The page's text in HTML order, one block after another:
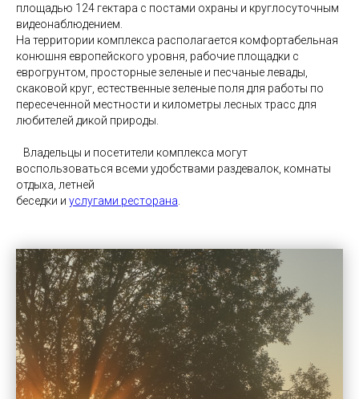
площадью 124 гектара с постами охраны и круглосуточным
видеонаблюдением.
На территории комплекса располагается комфортабельная
конюшня европейского уровня, рабочие площадки с
еврогрунтом, просторные зеленые и песчаные левады,
скаковой круг, естественные зеленые поля для работы по
пересеченной местности и километры лесных трасс для
любителей дикой природы.
Владельцы и посетители комплекса могут
воспользоваться всеми удобствами раздевалок, комнаты
отдыха, летней
беседки и услугами ресторана